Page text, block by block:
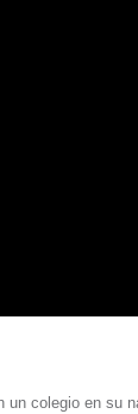
un colegio en